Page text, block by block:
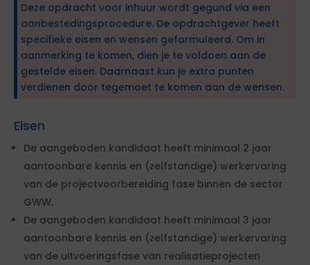
Deze opdracht voor inhuur wordt gegund via een
aanbestedingsprocedure. De opdrachtgever heeft
specifieke eisen en wensen geformuleerd. Om in
aanmerking te komen, dien je te voldoen aan de
gestelde eisen. Daarnaast kun je extra punten
verdienen door tegemoet te komen aan de wensen.
Eisen
De aangeboden kandidaat heeft minimaal 2 jaar
aantoonbare kennis en (zelfstandige) werkervaring
van de projectvoorbereiding fase binnen de sector
GWW.
De aangeboden kandidaat heeft minimaal 3 jaar
aantoonbare kennis en (zelfstandige) werkervaring
van de uitvoeringsfase van realisatieprojecten